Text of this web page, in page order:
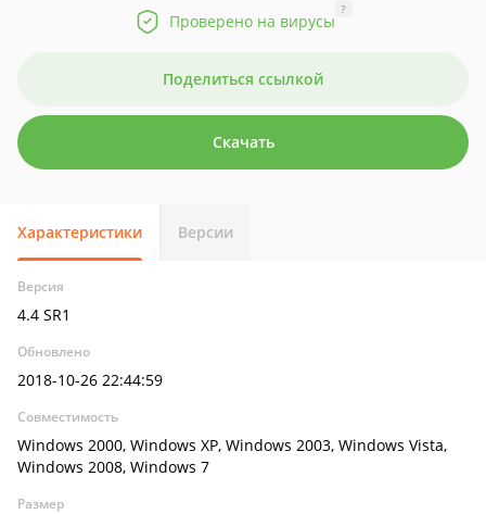
Проверено на вирусы
?
Поделиться ссылкой
Скачать
Характеристики Версии
Версия
4.4 SR1
Обновлено
2018-10-26 22:44:59
Совместимость
Windows 2000, Windows XP, Windows 2003, Windows Vista,
Windows 2008, Windows 7
Размер